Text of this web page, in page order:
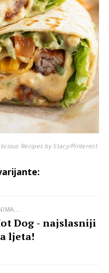
Recipes by Stacy/Pinterest
Dog - najslasniji
ljeta!